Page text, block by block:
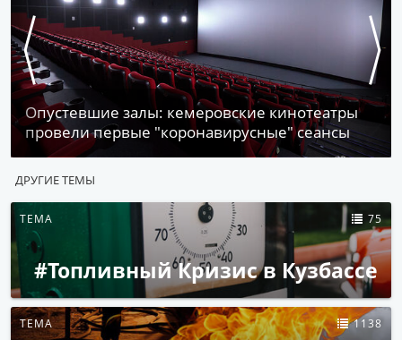
Опустевшие залы: кемеровские кинотеатры
провели первые "коронавирусные" сеансы
ДРУГИЕ ТЕМЫ
ТЕМА 75
#Топливный Кризис в Кузбассе
ТЕМА 1138